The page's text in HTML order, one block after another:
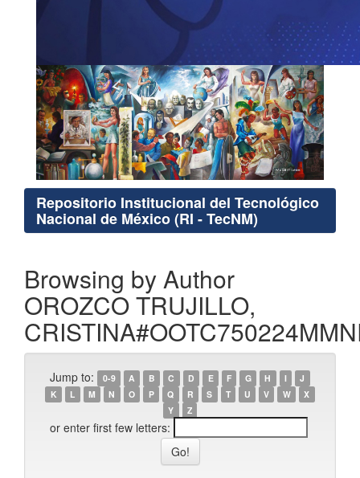
Repositorio Institucional del Tecnológico
Nacional de México (RI - TecNM)
Browsing by Author
OROZCO TRUJILLO,
Jump to: 0-9 A B C D E F G H I
J
K
L M N O P Q R S T U V W
X
Y
Z
or enter first few letters: